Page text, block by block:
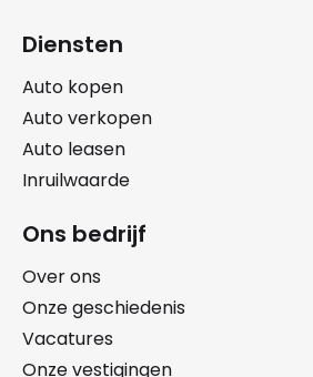
Diensten
Auto kopen
Auto verkopen
Auto leasen
Inruilwaarde
Ons bedrijf
Over ons
Onze geschiedenis
Vacatures
Onze vestigingen